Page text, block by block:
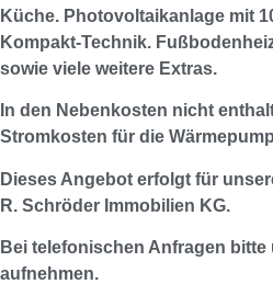
Küche. Photovoltaikanlage mit
Kompakt-Technik.
sowie viele weitere Extras.
In den Nebenkosten nicht
Stromkosten für die
Dieses Angebot erfolgt für
R. Schröder Immobilien KG.
Bei telefonischen Anfragen bitte
aufnehmen.